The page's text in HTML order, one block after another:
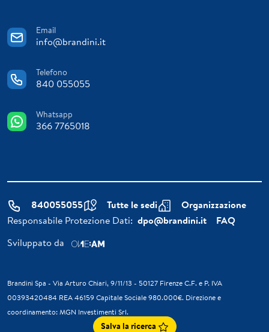
Email
info@brandini.it
Telefono
840 055055
Whatsapp
366 7765018
840055055 Tutte le sedi
Organizzazione
Responsabile Protezione Dati: dpo@brandini.it
FAQ
Sviluppato da
Brandini Spa - Via Arturo Chiari, 9/11/13 - 50127 Firenze C.F. e P. IVA
00393420484 REA 46159 Capitale Sociale 980.000€. Direzione e
coordinamento: MGN Investimenti Srl.
Salva la ricerca